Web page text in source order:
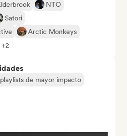
NTO
Satori
Arctic Monkeys
de mayor impacto